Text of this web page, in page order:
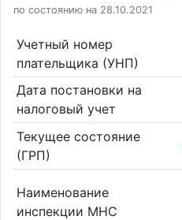
по состоянию на 28.10.2021
Учетный номер
плательщика (УНП)
Дата постановки на
налоговый учет
Текущее состояние
(ГРП)
Наименование
инспекции МНС